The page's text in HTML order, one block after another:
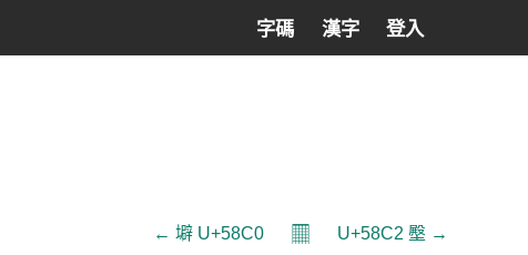
字碼 漢字 登入
← 壀 U+58C0 𝄜 U+58C2 壂 →